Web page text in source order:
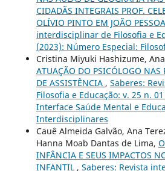
CIDADÃS INTEGRAIS PROF.
OLÍVIO PINTO EM JOÃO
interdisciplinar de Filosofia e
(2023): Número Especial:
Cristina Miyuki Hashizume,
ATUAÇÃO DO PSICÓLOGO NAS
DE ASSISTÊNCIA , Saberes:
Filosofia e Educação: v. 25 n.
Interface Saúde Mental e
Interdisciplinares
Cauê Almeida Galvão, Ana
Hanna Moab Dantas de Lima,
INFÂNCIA E SEUS IMPACTOS
INFANTIL , Saberes: Revista